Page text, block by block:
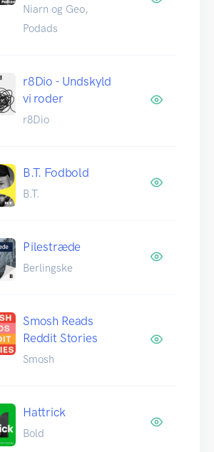
Niarn og Geo,
Podads
r8Dio - Undskyld
vi roder
r8Dio
B.T. Fodbold
B.T.
Pilestræde
Berlingske
Smosh Reads
Reddit Stories
Smosh
Hattrick
Bold